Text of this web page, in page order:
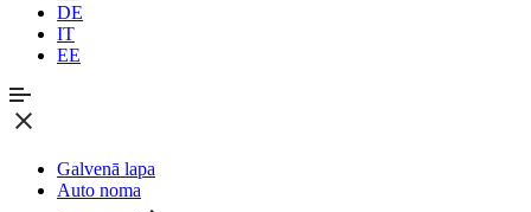
DE
IT
EE
Galvenā lapa
Auto noma